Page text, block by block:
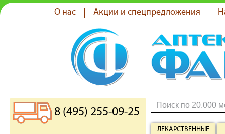
О нас Акции и спецпредложения
8 (495) 255-09-25
ЛЕКАРСТВЕННЫЕ